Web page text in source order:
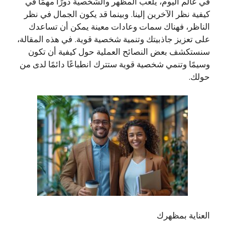
كيفية نظر الآخرين إلينا. وبينما قد يكون الجمال في نظر
الناظر، فهناك سمات وعادات معينة يمكن أن تساعدك
على تعزيز جاذبيتك وتنمية شخصية قوية. في هذه المقالة،
سنستكشف بعض النصائح العملية حول كيفية أن تكون
وسيمًا وتنمي شخصية قوية ستترك انطباعًا دائمًا لدى من
حولك.
العناية بمظهرك